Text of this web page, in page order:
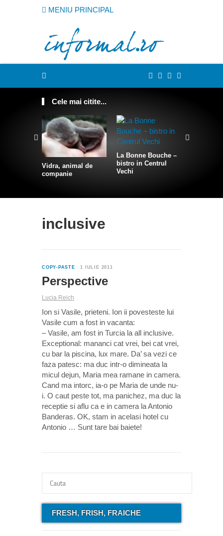
MENIU PRINCIPAL
Cele mai citite...
Vidra, animal de
companie
La Bonne Bouche –
bistro in Centrul
Vechi
inclusive
COPY-PASTE 1 IULIE 2011
Perspective
Lucia Reich
Ion si Vasile, prieteni. Ion ii povesteste lui
Vasile cum a fost in vacanta:
– Vasile, am fost in Turcia la all inclusive.
Exceptional: mananci cat vrei, bei cat vrei,
cu bar la piscina, lux mare. Da’ sa vezi ce
faza patesc: ma duc intr-o dimineata la
micul dejun, Maria mea ramane in camera.
Cand ma intorc, ia-o pe Maria de unde nu-
i. O caut peste tot, ma panichez, ma duc la
receptie si aflu ca e in camera la Antonio
Banderas. OK, stam in acelasi hotel cu
Antonio … Sunt tare bai baiete!
FRESH, FRISH, FRAICHE